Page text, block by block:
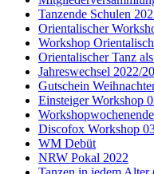
Tanzende Schulen
Orientalischer
Workshop
Orientalischer Tanz
Jahreswechsel 2022/
Gutschein
Einsteiger Workshop
Discofox Workshop
WM Debüt
NRW Pokal 2022